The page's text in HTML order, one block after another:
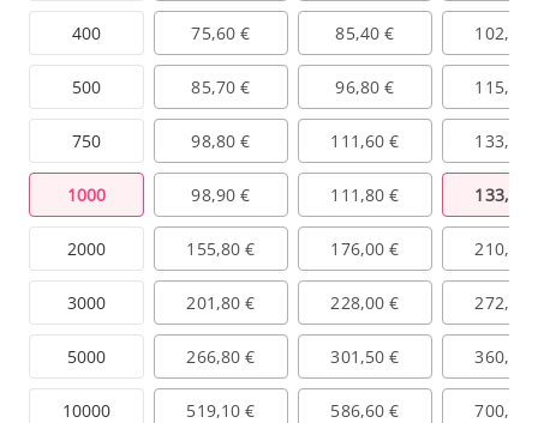
400
500
750
1000
2000
3000
5000
10000
75,60 € 85,40 € 102,00
85,70 € 96,80 € 115,70
98,80 € 111,60 € 133,30
98,90 € 111,80 € 133,50
155,80 € 176,00 € 210,30
201,80 € 228,00 € 272,40
266,80 € 301,50 € 360,20
519,10 € 586,60 €
700,80